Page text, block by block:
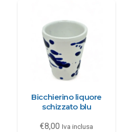
Bicchierino liquore
schizzato blu
€8,00 Iva inclusa